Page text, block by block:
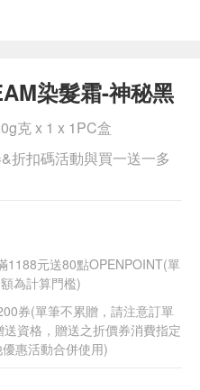
染髮霜-神秘黑
克 x 1 x 1PC盒
折扣碼活動與買一送一多
1188元送80點OPENPOINT(單
為計算門檻)
券(單筆不累贈，請注意訂單
資格，贈送之折價券消費指定
惠活動合併使用)